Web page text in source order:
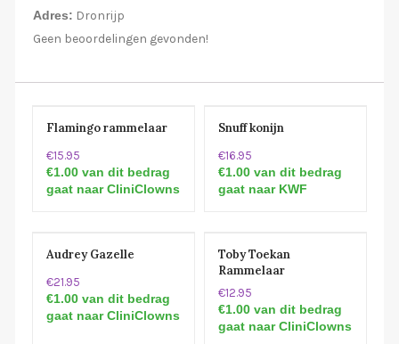
Adres: Dronrijp
Geen beoordelingen gevonden!
Flamingo rammelaar
€15.95
€1.00 van dit bedrag
gaat naar CliniClowns
Snuff konijn
€16.95
€1.00 van dit bedrag
gaat naar KWF
Audrey Gazelle
€21.95
€1.00 van dit bedrag
gaat naar CliniClowns
Toby Toekan
Rammelaar
€12.95
€1.00 van dit bedrag
gaat naar CliniClowns